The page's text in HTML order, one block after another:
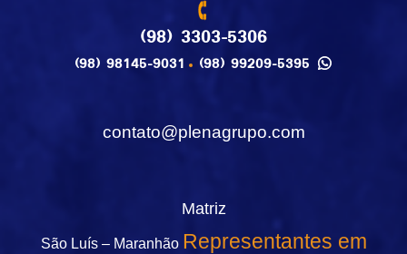
(98) 3303-5306
(98) 98145-9031 (98) 99209-5395
contato@plenagrupo.com
Matriz
São Luís – Maranhão Representantes em